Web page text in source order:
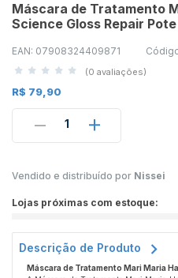
Máscara de Tratamento
Science Gloss Repair
EAN: 07908324409871
(0 avaliações)
R$ 79,90
1
Vendido e distribuído por Nissei
Lojas próximas com estoque:
Descrição de Produto
Máscara de Tratamento Mari Maria